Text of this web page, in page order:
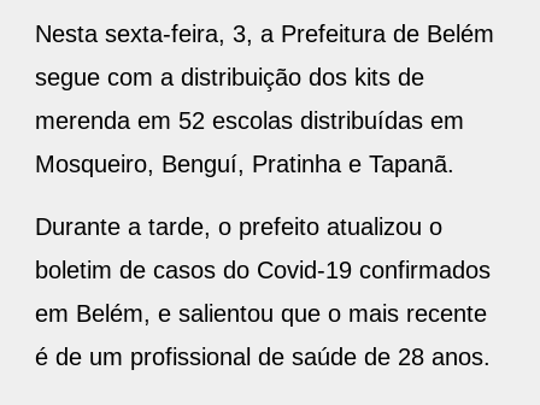
Nesta sexta-feira, 3, a Prefeitura de Belém
segue com a distribuição dos kits de
merenda em 52 escolas distribuídas em
Mosqueiro, Benguí, Pratinha e Tapanã.
Durante a tarde, o prefeito atualizou o
boletim de casos do Covid-19 confirmados
em Belém, e salientou que o mais recente
é de um profissional de saúde de 28 anos.